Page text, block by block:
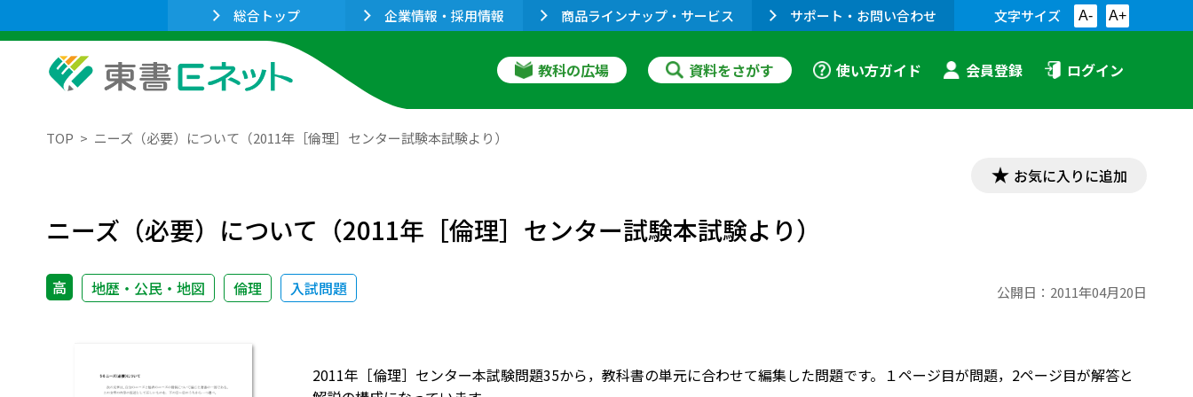
総合トップ 企業情報・採用情報 商品ラインナップ・サービス サポート・お問い合わせ 文字サイズ A- A+
教科の広場 資料をさがす 使い方ガイド 会員登録 ログイン
TOP ニーズ（必要）について（2011年［倫理］センター試験本試験より）
お気に入りに追加
ニーズ（必要）について（2011年［倫理］センター試験本試験より）
高 地歴・公民・地図 倫理 入試問題 公開日： 2011年04月20日
2011年［倫理］センター本試験問題35から，教科書の単元に合わせて編集した問題です。１ページ目が問題，2ページ目が解答と